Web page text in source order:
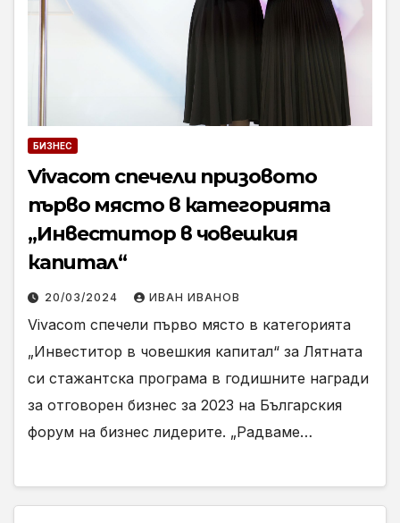
БИЗНЕС
Vivacom спечели призовото
първо място в категорията
„Инвеститор в човешкия
капитал“
20/03/2024 ИВАН ИВАНОВ
Vivacom спечели първо място в категорията
„Инвеститор в човешкия капитал“ за Лятната
си стажантска програма в годишните награди
за отговорен бизнес за 2023 на Българския
форум на бизнес лидерите. „Радваме…